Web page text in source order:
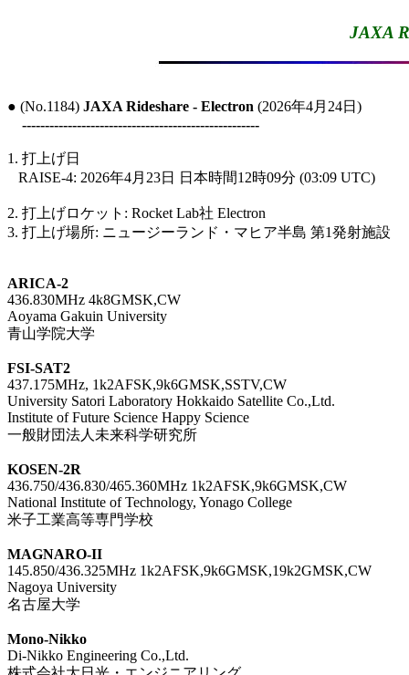
JAXA
● (No.1184) JAXA Rideshare - Electron (2026年4月24日)
----------------------------------------------------
1. 打上げ日
   RAISE-4: 2026年4月23日 日本時間12時09分 (03:09 UTC)
2. 打上げロケット: Rocket Lab社 Electron
3. 打上げ場所: ニュージーランド・マヒア半島 第1発射施設
ARICA-2
436.830MHz 4k8GMSK,CW
Aoyama Gakuin University
青山学院大学
FSI-SAT2
437.175MHz, 1k2AFSK,9k6GMSK,SSTV,CW
University Satori Laboratory Hokkaido Satellite Co.,Ltd.
Institute of Future Science Happy Science
一般財団法人未来科学研究所
KOSEN-2R
436.750/436.830/465.360MHz 1k2AFSK,9k6GMSK,CW
National Institute of Technology, Yonago College
米子工業高等専門学校
MAGNARO-II
145.850/436.325MHz 1k2AFSK,9k6GMSK,19k2GMSK,CW
Nagoya University
名古屋大学
Mono-Nikko
Di-Nikko Engineering Co.,Ltd.